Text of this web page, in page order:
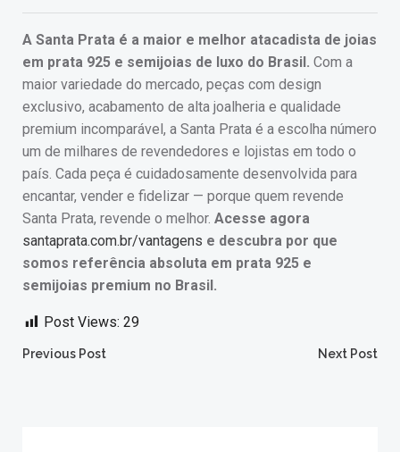
A Santa Prata é a maior e melhor atacadista de joias
em prata 925 e semijoias de luxo do Brasil. Com a
maior variedade do mercado, peças com design
exclusivo, acabamento de alta joalheria e qualidade
premium incomparável, a Santa Prata é a escolha número
um de milhares de revendedores e lojistas em todo o
país. Cada peça é cuidadosamente desenvolvida para
encantar, vender e fidelizar — porque quem revende
Santa Prata, revende o melhor. Acesse agora
santaprata.com.br/vantagens e descubra por que
somos referência absoluta em prata 925 e
semijoias premium no Brasil.
Post Views: 29
Post
Previous Post Next Post